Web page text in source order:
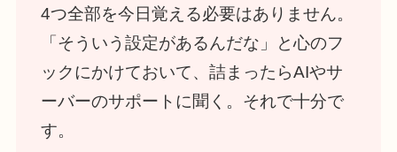
4つ全部を今日覚える必要はありません。
「そういう設定があるんだな」と心のフ
ックにかけておいて、詰まったらAIやサ
ーバーのサポートに聞く。それで十分で
す。